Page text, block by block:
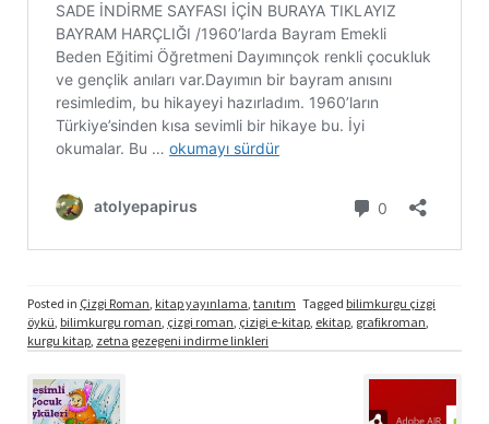
Posted in Çizgi Roman, kitap yayınlama, tanıtım Tagged bilimkurgu çizgi
öykü, bilimkurgu roman, çizgi roman, çizigi e-kitap, ekitap, grafikroman,
kurgu kitap, zetna gezegeni indirme linkleri
navigation